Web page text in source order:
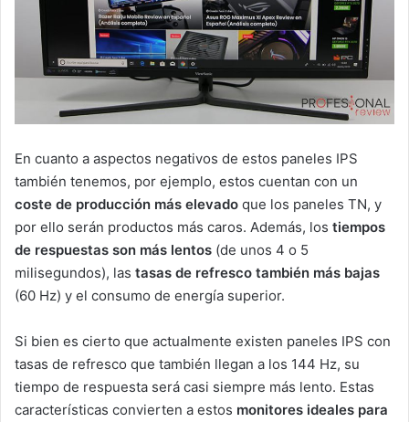
En cuanto a aspectos negativos de estos paneles IPS
también tenemos, por ejemplo, estos cuentan con un
coste de producción más elevado que los paneles TN, y
por ello serán productos más caros. Además, los tiempos
de respuestas son más lentos (de unos 4 o 5
milisegundos), las tasas de refresco también más bajas
(60 Hz) y el consumo de energía superior.
Si bien es cierto que actualmente existen paneles IPS con
tasas de refresco que también llegan a los 144 Hz, su
tiempo de respuesta será casi siempre más lento. Estas
características convierten a estos monitores ideales para